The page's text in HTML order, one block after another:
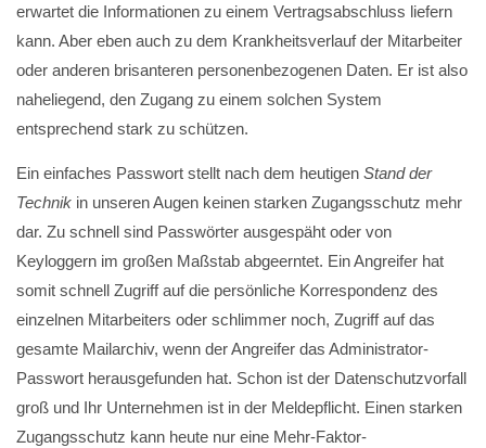
erwartet die Informationen zu einem Vertragsabschluss liefern
kann. Aber eben auch zu dem Krankheitsverlauf der Mitarbeiter
oder anderen brisanteren personenbezogenen Daten. Er ist also
naheliegend, den Zugang zu einem solchen System
entsprechend stark zu schützen.
Ein einfaches Passwort stellt nach dem heutigen Stand der
Technik in unseren Augen keinen starken Zugangsschutz mehr
dar. Zu schnell sind Passwörter ausgespäht oder von
Keyloggern im großen Maßstab abgeerntet. Ein Angreifer hat
somit schnell Zugriff auf die persönliche Korrespondenz des
einzelnen Mitarbeiters oder schlimmer noch, Zugriff auf das
gesamte Mailarchiv, wenn der Angreifer das Administrator-
Passwort herausgefunden hat. Schon ist der Datenschutzvorfall
groß und Ihr Unternehmen ist in der Meldepflicht. Einen starken
Zugangsschutz kann heute nur eine Mehr-Faktor-